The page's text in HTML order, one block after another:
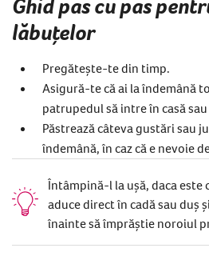
lăbuțelor
Pregătește-te din timp.
Asigură-te că ai la îndemână
patrupedul să intre în casă
Păstrează câteva gustări sau
îndemână, în caz că e nevoie
Întâmpină-l la ușă, daca este
aduce direct în cadă sau duș
înainte să împrăștie noroiul